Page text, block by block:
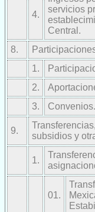
4.
servicios
Central.
8.
1.
2.
3.
Convenios.
9.
subsidios y
1.
01.